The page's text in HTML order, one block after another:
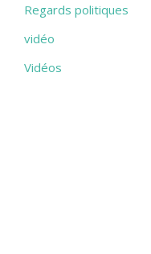
Regards politiques
vidéo
Vidéos